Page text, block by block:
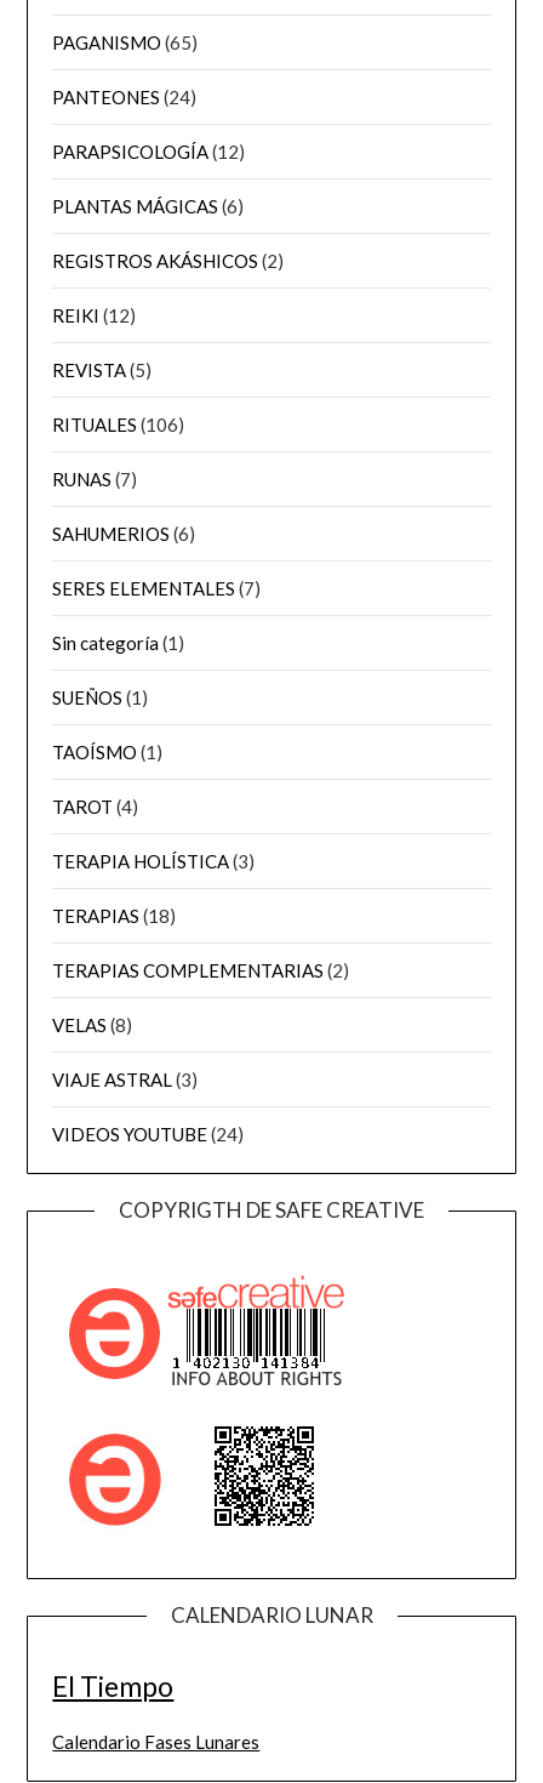
PAGANISMO (65)
PANTEONES (24)
PARAPSICOLOGÍA(12)
PLANTAS MÁGICAS (6)
REGISTROS AKÁSHICOS (2)
REIKI (12)
REVISTA(5)
RITUALES (106)
RUNAS (7)
SAHUMERIOS (6)
SERES ELEMENTALES (7)
Sin categoría(1)
SUEÑOS (1)
TAOÍSMO (1)
TAROT (4)
TERAPIA HOLÍSTICA(3)
TERAPIAS (18)
TERAPIAS COMPLEMENTARIAS (2)
VELAS (8)
VIAJE ASTRAL(3)
VIDEOS YOUTUBE(24)
COPYRIGTH DE SAFE CREATIVE
CALENDARIO LUNAR
El Tiempo
Calendario Fases Lunares